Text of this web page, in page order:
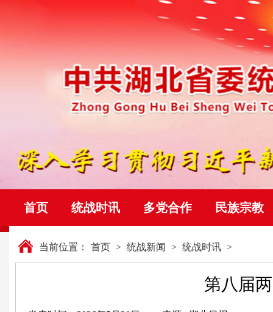
首页 统战时讯 多党合作 民族宗教
当前位置： 首页 > 统战新闻 > 统战时讯 >
第八届